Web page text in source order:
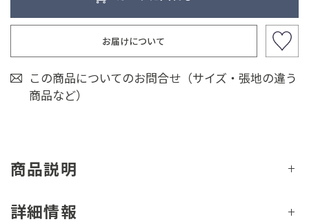
お届けについて
この商品についてのお問合せ（サイズ・張地の違う
商品など）
商品説明
詳細情報